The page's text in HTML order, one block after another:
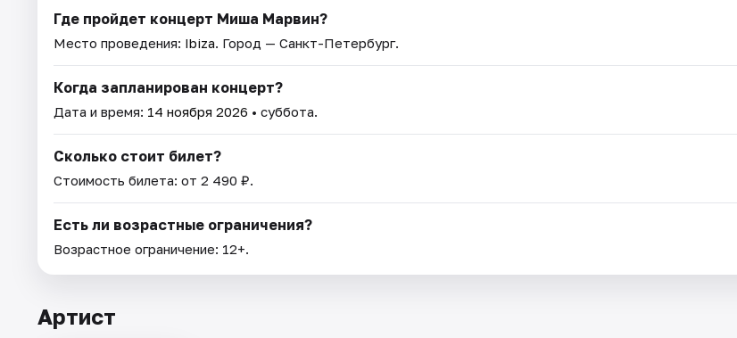
Где пройдет концерт Миша Марвин?
Место проведения: Ibiza. Город — Санкт-Петербург.
Когда запланирован концерт?
Дата и время: 14 ноября 2026 • суббота.
Сколько стоит билет?
Стоимость билета: от 2 490 ₽.
Есть ли возрастные ограничения?
Возрастное ограничение: 12+.
Артист